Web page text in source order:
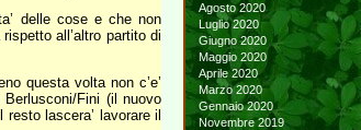
delle cose e che non
all’altro partito di
questa volta non c’e’
Fini (il nuovo
lascera’ lavorare il
Agosto 2020
Luglio 2020
Giugno 2020
Maggio 2020
Aprile 2020
Marzo 2020
Gennaio 2020
Novembre 2019